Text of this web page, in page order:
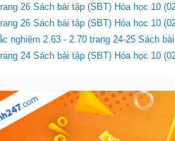
26 Sách bài tập (SBT) Hóa học 10
26 Sách bài tập (SBT) Hóa học 10
nghiệm 2.63 - 2.70 trang 24-25 Sách
24 Sách bài tập (SBT) Hóa học 10